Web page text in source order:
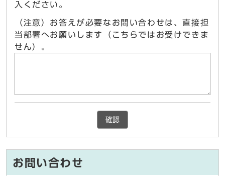
入ください。
（注意）お答えが必要なお問い合わせは、直接担
当部署へお願いします（こちらではお受けできま
せん）。
確認
お問い合わせ